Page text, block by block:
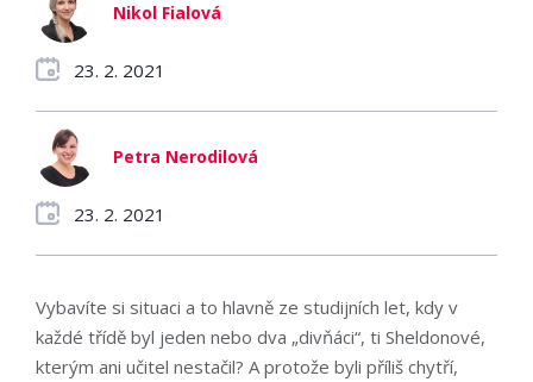
Nikol Fialová
23. 2. 2021
Petra Nerodilová
23. 2. 2021
Vybavíte si situaci a to hlavně ze studijních let, kdy v
každé třídě byl jeden nebo dva „divňáci“, ti Sheldonové,
kterým ani učitel nestačil? A protože byli příliš chytří,